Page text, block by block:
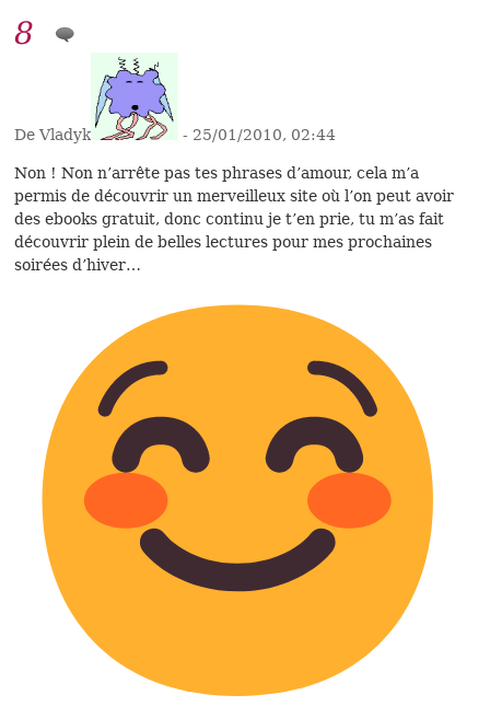
8
De Vladyk - 25/01/2010, 02:44
Non ! Non n’arrête pas tes phrases d’amour, cela m’a
permis de découvrir un merveilleux site où l’on peut avoir
des ebooks gratuit, donc continu je t’en prie, tu m’as fait
découvrir plein de belles lectures pour mes prochaines
soirées d’hiver…